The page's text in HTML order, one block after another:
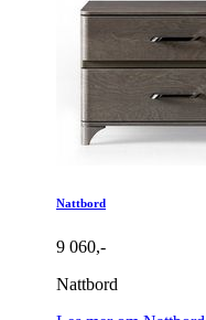
Nattbord
9 060,-
Nattbord